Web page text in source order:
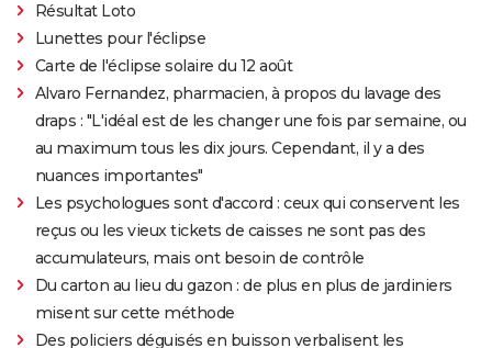
Résultat Loto
Lunettes pour l'éclipse
Carte de l'éclipse solaire du 12 août
Alvaro Fernandez, pharmacien, à propos du lavage des
draps : "L'idéal est de les changer une fois par semaine, ou
au maximum tous les dix jours. Cependant, il y a des
nuances importantes"
Les psychologues sont d'accord : ceux qui conservent les
reçus ou les vieux tickets de caisses ne sont pas des
accumulateurs, mais ont besoin de contrôle
Du carton au lieu du gazon : de plus en plus de jardiniers
misent sur cette méthode
Des policiers déguisés en buisson verbalisent les